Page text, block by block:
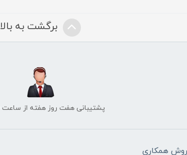
برگشت به بالا
پشتیبانی هفت روز هفته از ساعت 10الی 22
همکاری